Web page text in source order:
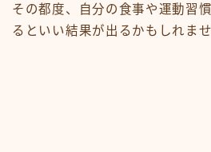
その都度、自分の食事や運動習
るといい結果が出るかもしれませ